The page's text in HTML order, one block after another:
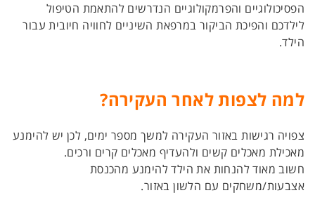
הפסיכולוגיים והפרמקולוגיים הנדרשים להתאמת הטיפול
לילדכם והפיכת הביקור במרפאת השיניים לחוויה חיובית עבור
הילד.
למה לצפות לאחר העקירה?
צפויה רגישות באזור העקירה למשך מספר ימים, לכן יש להימנע
מאכילת מאכלים קשים ולהעדיף מאכלים קרים ורכים.
חשוב מאוד להנחות את הילד להימנע מהכנסת
אצבעות/משחקים עם הלשון באזור.